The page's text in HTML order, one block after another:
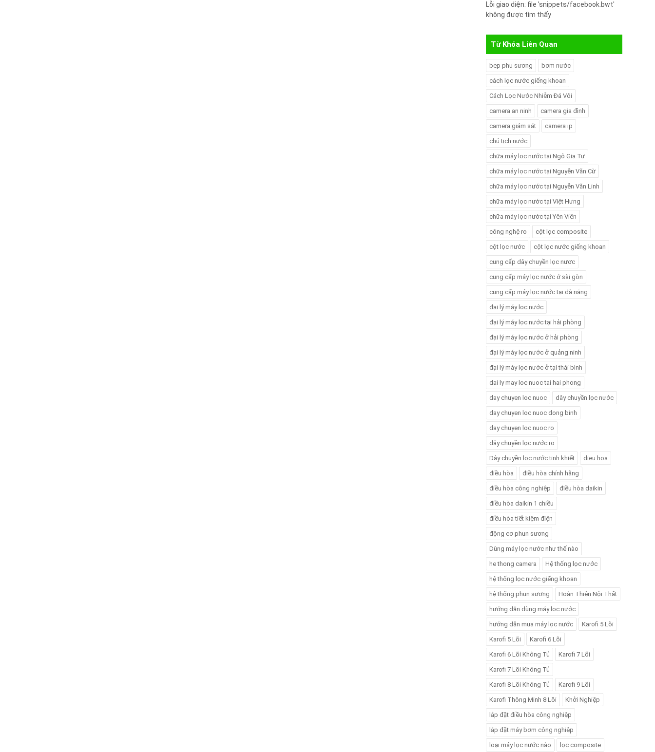
Lỗi giao diện: file 'snippets/facebook.bwt'
không được tìm thấy
Từ Khóa Liên Quan
bep phu sương bơm nước
cách lọc nước giếng khoan
Cách Lọc Nước Nhiễm Đá Vôi
camera an ninh camera gia đình
camera giám sát camera ip
chủ tịch nước
chữa máy lọc nước tại Ngô Gia Tự
chữa máy lọc nước tại Nguyễn Văn Cừ
chữa máy lọc nước tại Nguyễn Văn Linh
chữa máy lọc nước tại Việt Hưng
chữa máy lọc nước tại Yên Viên
công nghệ ro cột lọc composite
cột lọc nước cột lọc nước giếng khoan
cung cấp dây chuyền lọc nươc
cung cấp máy lọc nước ở sài gòn
cung cấp máy lọc nước tại đà nẵng
đại lý máy lọc nước
đại lý máy lọc nước tại hải phòng
đại lý máy lọc nước ở hải phòng
đại lý máy lọc nước ở quảng ninh
đại lý máy lọc nước ở tại thái bình
dai ly may loc nuoc tai hai phong
day chuyen loc nuoc dây chuyền lọc nước
day chuyen loc nuoc dong binh
day chuyen loc nuoc ro
dây chuyền lọc nước ro
Dây chuyền lọc nước tinh khiết dieu hoa
điều hòa điều hòa chính hãng
điều hòa công nghiệp điều hòa daikin
điều hòa daikin 1 chiều
điều hòa tiết kiệm điện
động cơ phun sương
Dùng máy lọc nước như thế nào
he thong camera Hệ thống lọc nước
hệ thống lọc nước giếng khoan
hệ thống phun sương Hoàn Thiện Nội Thất
hướng dẫn dùng máy lọc nước
hướng dẫn mua máy lọc nước Karofi 5 Lõi
Karofi 5 Lõi Karofi 6 Lõi
Karofi 6 Lõi Không Tủ Karofi 7 Lõi
Karofi 7 Lõi Không Tủ
Karofi 8 Lõi Không Tủ Karofi 9 Lõi
Karofi Thông Minh 8 Lõi Khởi Nghiệp
lắp đặt điều hòa công nghiệp
lắp đặt máy bơm công nghiệp
loại máy lọc nước nào lọc composite